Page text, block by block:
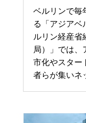
ベルリンで毎
る「アジアベ
ルリン経産省
局）」では、
市化やスター
者らが集いネ